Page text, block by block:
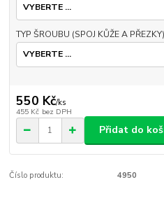
TYP ŠROUBU (SPOJ KŮŽE A PŘEZKY)
550 Kč/ks
455 Kč bez DPH
Přidat do
Číslo produktu: 4950